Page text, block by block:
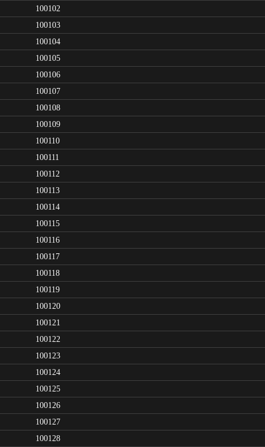
100102
100103
100104
100105
100106
100107
100108
100109
100110
100111
100112
100113
100114
100115
100116
100117
100118
100119
100120
100121
100122
100123
100124
100125
100126
100127
100128